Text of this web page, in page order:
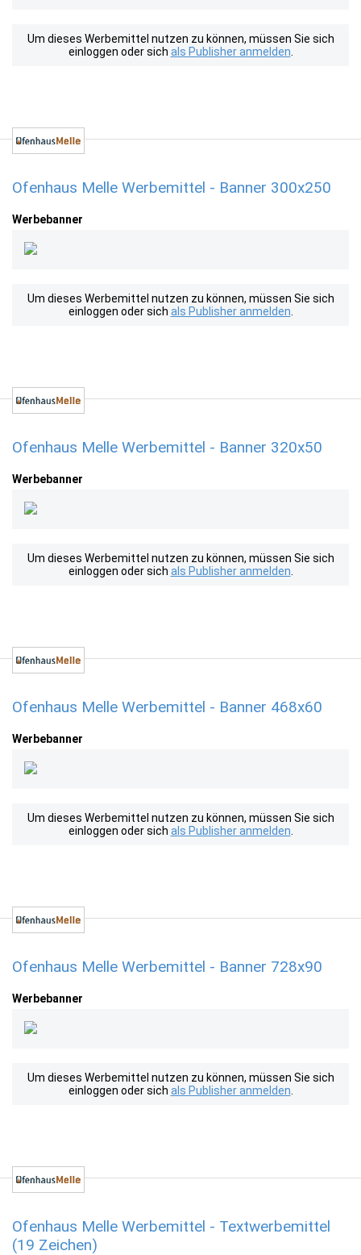
Um dieses Werbemittel nutzen zu können, müssen Sie sich
einloggen oder sich als Publisher anmelden
Ofenhaus Melle Werbemittel - Banner 300x250
Werbebanner
Um dieses Werbemittel nutzen zu können, müssen Sie sich
einloggen oder sich als Publisher anmelden
Ofenhaus Melle Werbemittel - Banner 320x50
Werbebanner
Um dieses Werbemittel nutzen zu können, müssen Sie sich
einloggen oder sich als Publisher anmelden
Ofenhaus Melle Werbemittel - Banner 468x60
Werbebanner
Um dieses Werbemittel nutzen zu können, müssen Sie sich
einloggen oder sich als Publisher anmelden
Ofenhaus Melle Werbemittel - Banner 728x90
Werbebanner
Um dieses Werbemittel nutzen zu können, müssen Sie sich
einloggen oder sich als Publisher anmelden
Ofenhaus Melle Werbemittel - Textwerbemittel
(19 Zeichen)